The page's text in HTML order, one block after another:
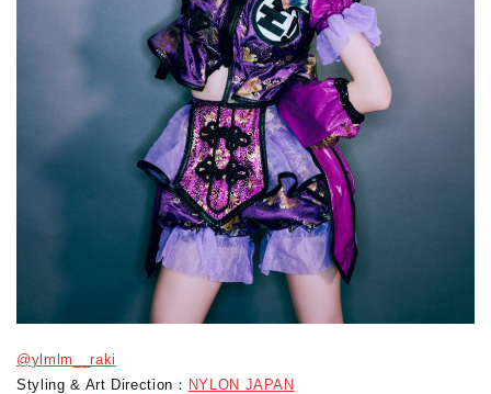
@ylmlm__raki
Styling & Art Direction： NYLON JAPAN